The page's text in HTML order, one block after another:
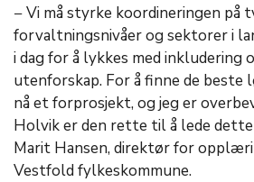
− Vi må styrke koordineringen på
forvaltningsnivåer og sektorer i
i dag for å lykkes med inkludering
utenforskap. For å finne de beste
nå et forprosjekt, og jeg er
Holvik er den rette til å lede dette
Marit Hansen, direktør for
Vestfold fylkeskommune.